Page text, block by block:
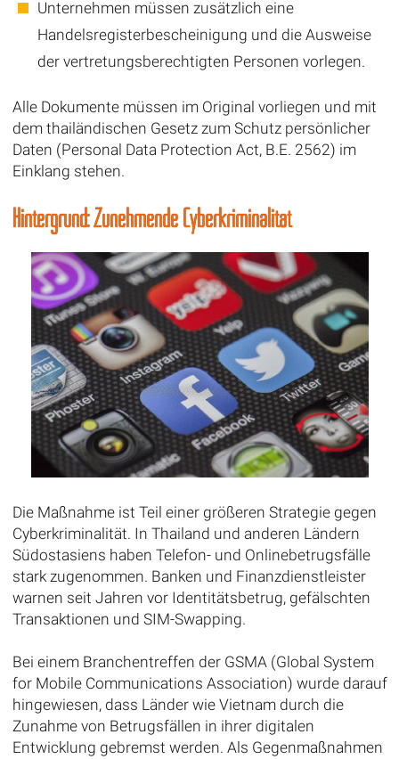
Unternehmen müssen zusätzlich eine
Handelsregisterbescheinigung und die Ausweise
der vertretungsberechtigten Personen vorlegen.
Alle Dokumente müssen im Original vorliegen und mit
dem thailändischen Gesetz zum Schutz persönlicher
Daten (Personal Data Protection Act, B.E. 2562) im
Einklang stehen.
Hintergrund: Zunehmende Cyberkriminalität
Die Maßnahme ist Teil einer größeren Strategie gegen
Cyberkriminalität. In Thailand und anderen Ländern
Südostasiens haben Telefon- und Onlinebetrugsfälle
stark zugenommen. Banken und Finanzdienstleister
warnen seit Jahren vor Identitätsbetrug, gefälschten
Transaktionen und SIM-Swapping.
Bei einem Branchentreffen der GSMA (Global System
for Mobile Communications Association) wurde darauf
hingewiesen, dass Länder wie Vietnam durch die
Zunahme von Betrugsfällen in ihrer digitalen
Entwicklung gebremst werden. Als Gegenmaßnahmen